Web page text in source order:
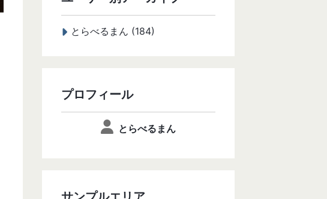
とらべるまん (184)
プロフィール
とらべるまん